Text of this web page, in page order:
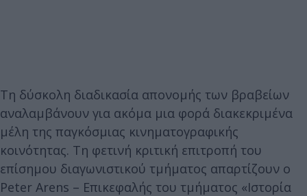
Τη δύσκολη διαδικασία απονομής των βραβείων
αναλαμβάνουν για ακόμα μια φορά διακεκριμένα
μέλη της παγκόσμιας κινηματογραφικής
κοινότητας. Τη φετινή κριτική επιτροπή του
επίσημου διαγωνιστικού τμήματος απαρτίζουν ο
Peter Arens – Επικεφαλής του τμήματος «Ιστορία